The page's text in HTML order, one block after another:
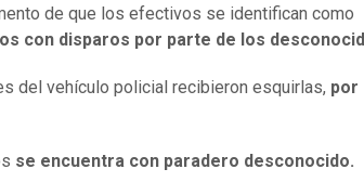
de que los efectivos se identifican como
con disparos por parte de los
del vehículo policial recibieron esquirlas, por
se encuentra con paradero desconocido.